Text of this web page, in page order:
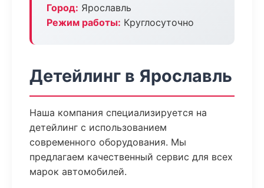
Город: Ярославль
Режим работы: Круглосуточно
Детейлинг в Ярославль
Наша компания специализируется на
детейлинг с использованием
современного оборудования. Мы
предлагаем качественный сервис для всех
марок автомобилей.